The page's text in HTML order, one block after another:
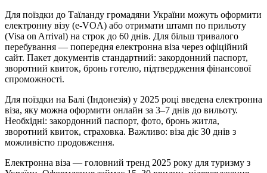
Для поїздки до Таїланду громадяни України можуть оформити
електронну візу (e-VOA) або отримати штамп по прильоту
(Visa on Arrival) на строк до 60 днів. Для більш тривалого
перебування — попередня електронна віза через офіційний
сайт. Пакет документів стандартний: закордонний паспорт,
зворотний квиток, бронь готелю, підтвердження фінансової
спроможності.
Для поїздки на Балі (Індонезія) у 2025 році введена електронна
віза, яку можна оформити онлайн за 3–7 днів до вильоту.
Необхідні: закордонний паспорт, фото, бронь житла,
зворотний квиток, страховка. Важливо: віза діє 30 днів з
можливістю продовження.
Електронна віза — головний тренд 2025 року для туризму з